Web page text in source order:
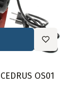
OS01